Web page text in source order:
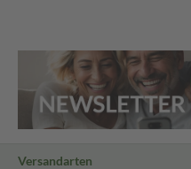
Versandarten